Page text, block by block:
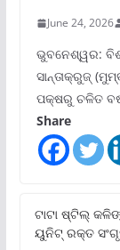
June 24, 2026
ଭୁବନେଶ୍ୱର:
ସାନ୍ତାକ୍ରୁଜ୍
ପକ୍ଷରୁ ଚଳିତ
Share
ଟାଟା ଷ୍ଟିଲ୍‌
ୟୁନିଟ୍‌ ରକ୍ତ